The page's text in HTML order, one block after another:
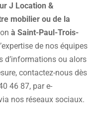
J Location &
mobilier ou de la
à Saint-Paul-Trois-
de nos équipes
d’informations ou alors
contactez-nous dès
46 87, par e-
nos réseaux sociaux.